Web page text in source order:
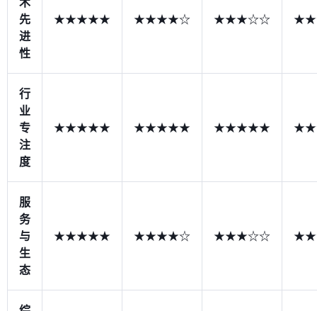
先
进
性
★★★★★ ★★★★☆ ★★★☆☆
行
业
专
注
度
★★★★★ ★★★★★ ★★★★★
服
务
与
生
态
★★★★★ ★★★★☆ ★★★☆☆